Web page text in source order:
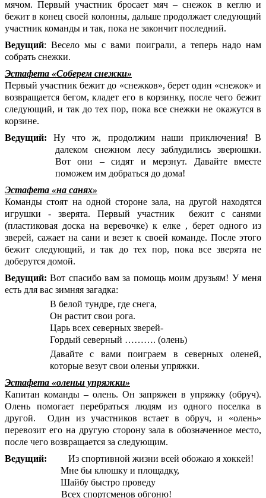
мячом. Первый участник бросает мяч – снежок в кеглю и
бежит в конец своей колонны, дальше продолжает следующий
участник команды и так, пока не закончит последний.
Ведущий: Весело мы с вами поиграли, а теперь надо нам
собрать снежки.
Эстафета «Соберем снежки»
Первый участник бежит до «снежков», берет один «снежок» и
возвращается бегом, кладет его в корзинку, после чего бежит
следующий, и так до тех пор, пока все снежки не окажутся в
корзине.
Ведущий: Ну что ж, продолжим наши приключения! В
далеком снежном лесу заблудились зверюшки.
Вот они – сидят и мерзнут. Давайте вместе
поможем им добраться до дома!
Эстафета «на санях»
Команды стоят на одной стороне зала, на другой находятся
игрушки - зверята. Первый участник бежит с санями
(пластиковая доска на веревочке) к елке , берет одного из
зверей, сажает на сани и везет к своей команде. После этого
бежит следующий, и так до тех пор, пока все зверята не
доберутся домой.
Ведущий:Вот спасибо вам за помощь моим друзьям! У меня
есть для вас зимняя загадка:
В белой тундре, где снега,
Он растит свои рога.
Царь всех северных зверей-
Гордый северный ………. (олень)
Давайте с вами поиграем в северных оленей,
которые везут свои оленьи упряжки.
Эстафета «оленьи упряжки»
Капитан команды – олень. Он запряжен в упряжку (обруч).
Олень помогает перебраться людям из одного поселка в
другой. Один из участников встает в обруч, и «олень»
перевозит его на другую сторону зала в обозначенное место,
после чего возвращается за следующим.
Ведущий: Из спортивной жизни всей обожаю я хоккей!
Мне бы клюшку и площадку,
Шайбу быстро проведу
Всех спортсменов обгоню!